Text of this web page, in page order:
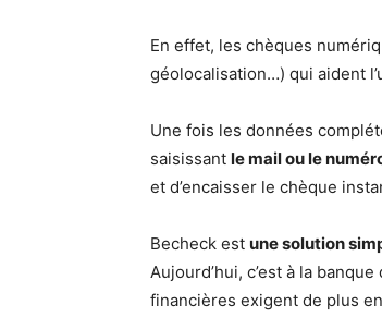
En effet, les chèques
géolocalisation…) qui aident
Une fois les données
saisissant le mail ou le
et d’encaisser le chèque
Becheck est une solution
Aujourd’hui, c’est à la
financières exigent de plus